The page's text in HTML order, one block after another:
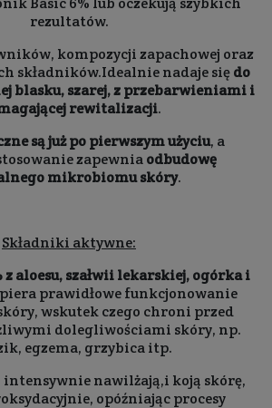
rezultatów.
kompozycji zapachowej oraz
składników.Idealnie nadaje siędo
blasku, szarej, z przebarwieniami i
rewitalizacji.
są już po pierwszym użyciu, a
zapewniaodbudowę
mikrobiomu skóry.
Składniki aktywne:
aloesu, szałwii lekarskiej, ogórka i
prawidłowe funkcjonowanie
wskutek czego chroni przed
dolegliwościami skóry, np.
egzema, grzybica itp.
intensywnie nawilżają,i koją skórę,
opóźniając procesy